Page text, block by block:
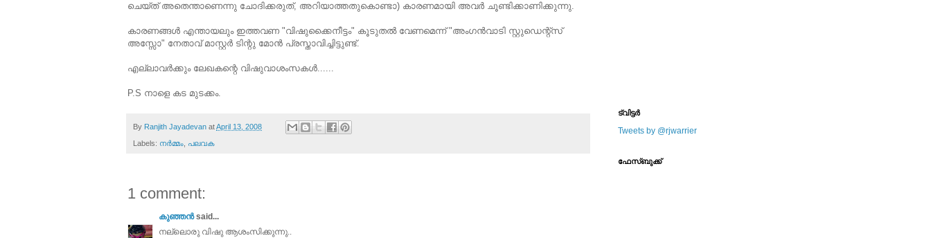
ചെയ്ത്‌ അതെന്താണെന്നു ചോദിക്കരുത്‌, അറിയാത്തതുകൊണ്ടാ) കാരണമായി അവര്‍ ചൂണ്ടിക്കാണിക്കുന്നു.
കാരണങ്ങള്‍ എന്തായലും ഇത്തവണ "വിഷുക്കൈനീട്ടം" കൂടുതല്‍ വേണമെന്ന് "അംഗന്‍വാടി സ്റ്റുഡെന്റ്സ്‌
അസ്സോ" നേതാവ്‌ മാസ്റ്റര്‍ ടിന്റു മോന്‍ പ്രസ്താവിച്ചിട്ടുണ്ട്‌.
എല്ലാവര്‍ക്കും ലേഖകന്റെ വിഷുവാശംസകള്‍......
P.S നാളെ കട മുടക്കം.
By Ranjith Jayadevan atApril 13, 2008
Labels: നര്‍മ്മം, പലവക
1 comment:
കുഞ്ഞന്‍said...
നല്ലൊരു വിഷു ആശംസിക്കുന്നു..
ട്വിട്ടര്‍
Tweets by @rjwarrier
ഫേസ്ബുക്ക്